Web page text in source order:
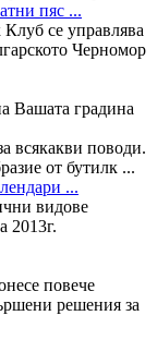
пяс ...
се управлява
Черномор
Вашата градина
всякакви поводи.
от бутилк ...
...
видове
2013г.
повече
решения за